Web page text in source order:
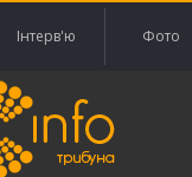
Інтерв'ю Фото